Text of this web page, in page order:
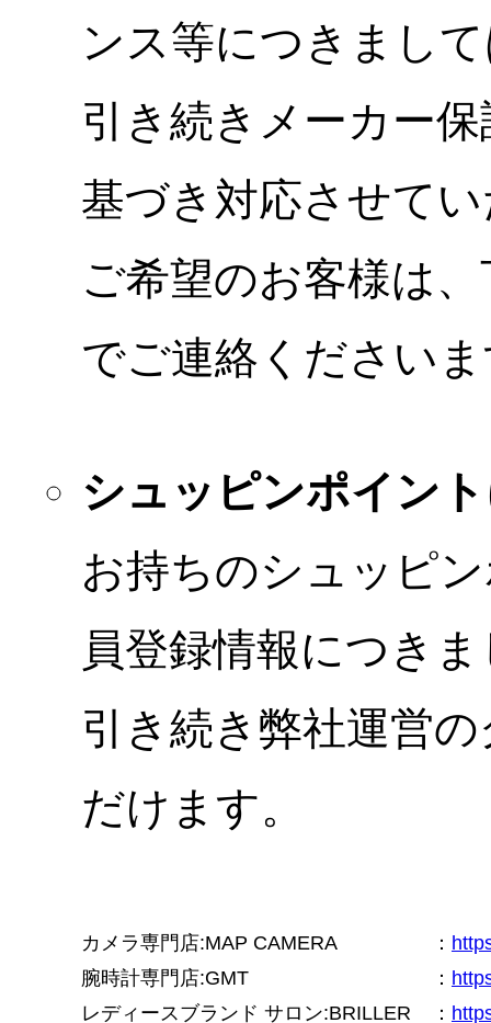
ンス等につきまし
引き続きメーカー
基づき対応させて
ご希望のお客様は
でご連絡ください
シュッピンポイン
お持ちのシュッピ
員登録情報につき
引き続き弊社運営
だけます。
カメラ専門店:MAP CAMERA ：
腕時計専門店:GMT
：
レディースブランド サロン:BRILLER
：